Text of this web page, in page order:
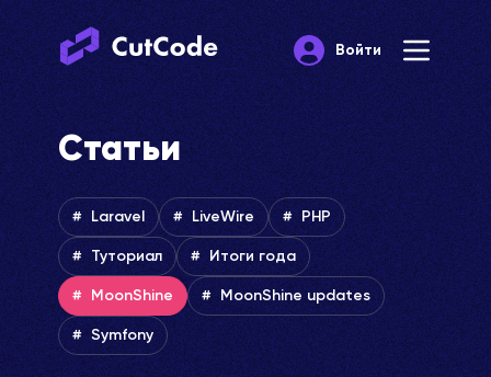
Войти Меню
Статьи
Laravel LiveWire PHP
Туториал Итоги года
MoonShine MoonShine updates
Symfony